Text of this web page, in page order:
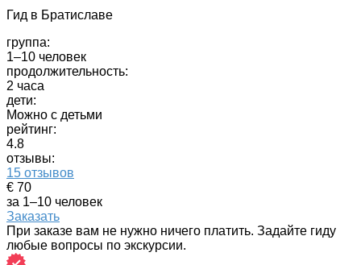
Гид в Братиславе
группа:
1–10 человек
продолжительность:
2 часа
дети:
Можно с детьми
рейтинг:
4.8
отзывы:
15 отзывов
€ 70
за 1–10 человек
Заказать
При заказе вам не нужно ничего платить. Задайте гиду
любые вопросы по экскурсии.